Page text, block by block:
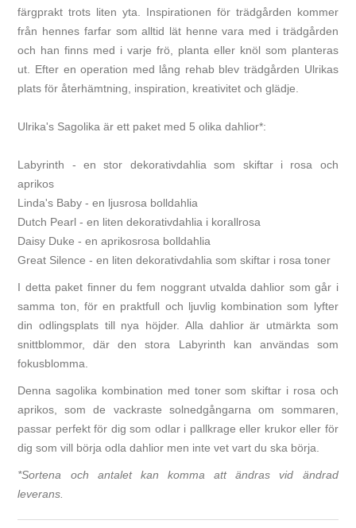
färgprakt trots liten yta. Inspirationen för trädgården kommer
från hennes farfar som alltid lät henne vara med i trädgården
och han finns med i varje frö, planta eller knöl som planteras
ut. Efter en operation med lång rehab blev trädgården Ulrikas
plats för återhämtning, inspiration, kreativitet och glädje.
Ulrika's Sagolika är ett paket med 5 olika dahlior*:
Labyrinth - en stor dekorativdahlia som skiftar i rosa och
aprikos
Linda's Baby - en ljusrosa bolldahlia
Dutch Pearl - en liten dekorativdahlia i korallrosa
Daisy Duke - en aprikosrosa bolldahlia
Great Silence - en liten dekorativdahlia som skiftar i rosa toner
I detta paket finner du fem noggrant utvalda dahlior som går i
samma ton, för en praktfull och ljuvlig kombination som lyfter
din odlingsplats till nya höjder. Alla dahlior är utmärkta som
snittblommor, där den stora Labyrinth kan användas som
fokusblomma.
Denna sagolika kombination med toner som skiftar i rosa och
aprikos, som de vackraste solnedgångarna om sommaren,
passar perfekt för dig som odlar i pallkrage eller krukor eller för
dig som vill börja odla dahlior men inte vet vart du ska börja.
*Sortena och antalet kan komma att ändras vid ändrad
leverans.